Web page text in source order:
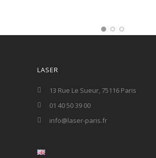
LASER
13 Rue Le Sueur, 75116 Paris
01 40 50 39 00
info@laser-paris.fr